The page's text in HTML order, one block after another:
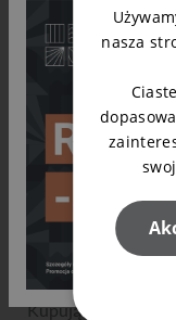
jako opcja o wielu
względu na
finansowego
wykorzystaniu
mechanizmu,
wpłaconych na
Taki wymóg
bezpieczeństwo
stanowi solidne
Kupujący mogą
nasza